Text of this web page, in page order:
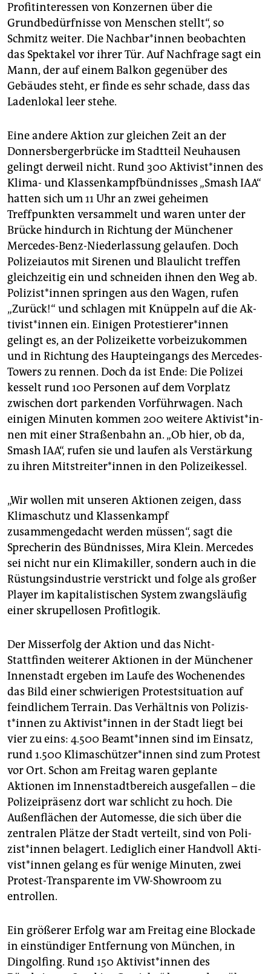
Profitinteressen von Konzernen über die
Grundbedürfnisse von Menschen stellt“, so
Schmitz weiter. Die Nach­ba­r*in­nen beobachten
das Spektakel vor ihrer Tür. Auf Nachfrage sagt ein
Mann, der auf einem Balkon gegenüber des
Gebäudes steht, er finde es sehr schade, dass das
Ladenlokal leer stehe.
Eine andere Aktion zur gleichen Zeit an der
Donnersbergerbrücke im Stadtteil Neuhausen
gelingt derweil nicht. Rund 300 Ak­ti­vis­t*in­nen des
Klima- und Klassenkampfbündnisses „Smash IAA“
hatten sich um 11 Uhr an zwei geheimen
Treffpunkten versammelt und waren unter der
Brücke hindurch in Richtung der Münchener
Mercedes-Benz-Niederlassung gelaufen. Doch
Polizeiautos mit Sirenen und Blaulicht treffen
gleichzeitig ein und schneiden ihnen den Weg ab.
Po­li­zis­t*in­nen springen aus den Wagen, rufen
„Zurück!“ und schlagen mit Knüppeln auf die Ak­
ti­vis­t*in­nen ein. Einigen Pro­tes­tie­re­r*in­nen
gelingt es, an der Polizeikette vorbeizukommen
und in Richtung des Haupteingangs des Mercedes-
Towers zu rennen. Doch da ist Ende: Die Polizei
kesselt rund 100 Personen auf dem Vorplatz
zwischen dort parkenden Vorführwagen. Nach
einigen Minuten kommen 200 weitere Ak­ti­vis­t*in­
nen mit einer Straßenbahn an. „Ob hier, ob da,
Smash IAA“, rufen sie und laufen als Verstärkung
zu ihren Mit­strei­te­r*in­nen in den Polizeikessel.
„Wir wollen mit unseren Aktionen zeigen, dass
Klimaschutz und Klassenkampf
zusammengedacht werden müssen“, sagt die
Sprecherin des Bündnisses, Mira Klein. Mercedes
sei nicht nur ein Klimakiller, sondern auch in die
Rüstungsindustrie verstrickt und folge als großer
Player im kapitalistischen System zwangsläufig
einer skrupellosen Profitlogik.
Der Misserfolg der Aktion und das Nicht-
Stattfinden weiterer Aktionen in der Münchener
Innenstadt ergeben im Laufe des Wochenendes
das Bild einer schwierigen Protestsituation auf
feindlichem Terrain. Das Verhältnis von Po­li­zis­
t*in­nen zu Ak­ti­vis­t*in­nen in der Stadt liegt bei
vier zu eins: 4.500 Be­am­t*in­nen sind im Einsatz,
rund 1.500 Kli­ma­schüt­ze­r*in­nen sind zum Protest
vor Ort. Schon am Freitag waren geplante
Aktionen im Innenstadtbereich ausgefallen – die
Polizeipräsenz dort war schlicht zu hoch. Die
Außenflächen der Automesse, die sich über die
zentralen Plätze der Stadt verteilt, sind von Po­li­
zis­t*in­nen belagert. Lediglich einer Handvoll Ak­ti­
vis­t*in­nen gelang es für wenige Minuten, zwei
Protest-Transparente im VW-Showroom zu
entrollen.
Ein größerer Erfolg war am Freitag eine Blockade
in einstündiger Entfernung von München, in
Dingolfing. Rund 150 Ak­ti­vis­t*in­nen des